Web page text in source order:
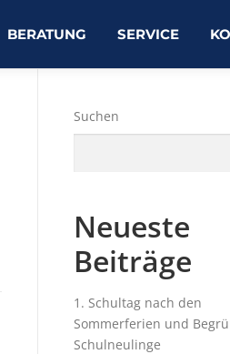
BERATUNG SERVICE
Suchen
Neueste
Beiträge
1. Schultag nach den
Sommerferien und
Schulneulinge